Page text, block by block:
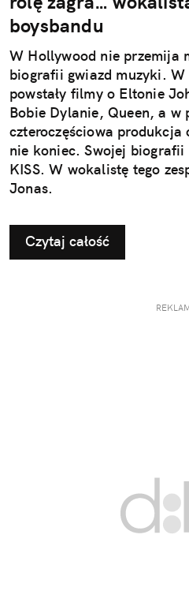
boysbandu
W Hollywood nie przemija
biografii gwiazd muzyki.
powstały filmy o Eltonie
Bobie Dylanie, Queen, a w
czteroczęściowa produkcja
nie koniec. Swojej biografii
KISS. W wokalistę tego
Jonas.
Czytaj całość